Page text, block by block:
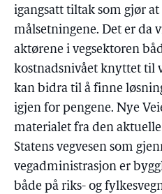
igangsatt tiltak som gjør
målsetningene. Det er da
aktørene i vegsektoren
kostnadsnivået knyttet til
kan bidra til å finne
igjen for pengene. Nye
materialet fra den
Statens vegvesen som
vegadministrasjon er
både på riks- og